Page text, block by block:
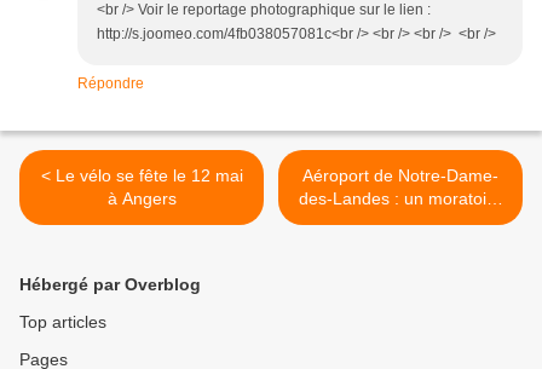
<br /> Voir le reportage photographique sur le lien :
http://s.joomeo.com/4fb038057081c<br /> <br /> <br /> <br />
Répondre
< Le vélo se fête le 12 mai
à Angers
Aéroport de Notre-Dame-
des-Landes : un moratoire
ne suffit pas ! >
Hébergé par Overblog
Top articles
Pages